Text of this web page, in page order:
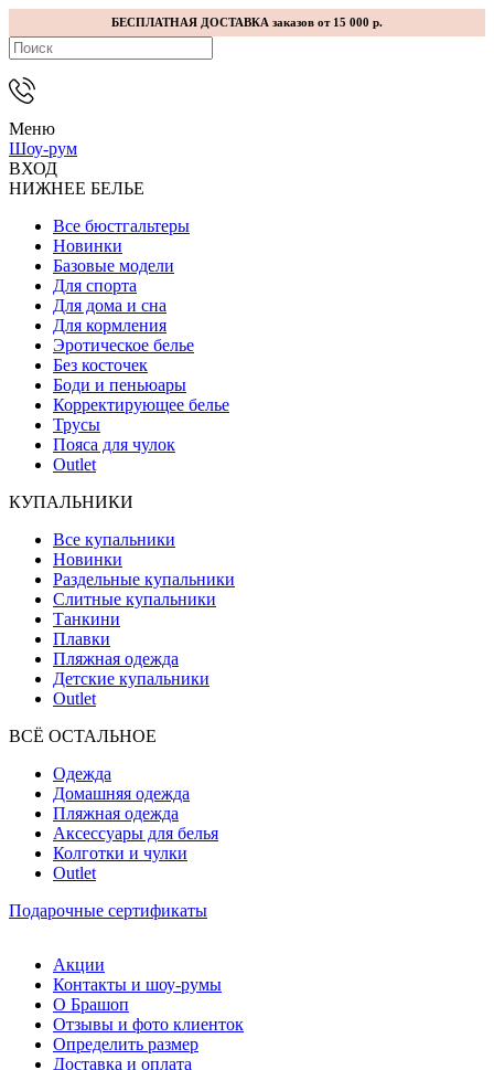
БЕСПЛАТНАЯ ДОСТАВКА заказов от 15 000 р.
Меню
Шоу-рум
ВХОД
НИЖНЕЕ БЕЛЬЕ
Все бюстгальтеры
Новинки
Базовые модели
Для спорта
Для дома и сна
Для кормления
Эротическое белье
Без косточек
Боди и пеньюары
Корректирующее белье
Трусы
Пояса для чулок
Outlet
КУПАЛЬНИКИ
Все купальники
Новинки
Раздельные купальники
Слитные купальники
Танкини
Плавки
Пляжная одежда
Детские купальники
Outlet
ВCЁ ОСТАЛЬНОЕ
Одежда
Домашняя одежда
Пляжная одежда
Аксессуары для белья
Колготки и чулки
Outlet
Подарочные сертификаты
Акции
Контакты и шоу-румы
О Брашоп
Отзывы и фото клиенток
Определить размер
Доставка и оплата